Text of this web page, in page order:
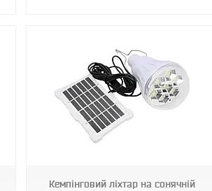
Кемпінговий ліхтар на сонячній
1009989-White